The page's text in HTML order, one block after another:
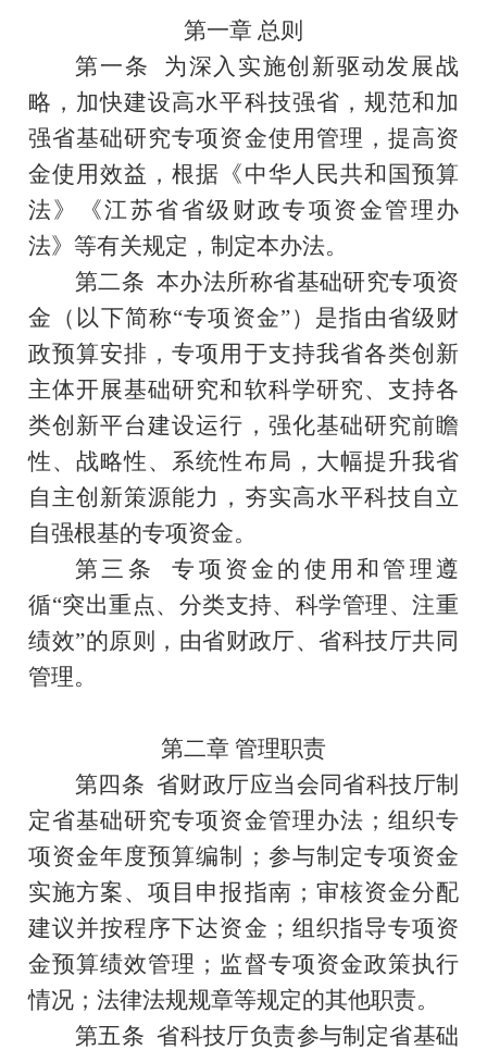
第一章 总则
第一条
为深入实施创新驱动发展战
略， 加快建设高水平科技强省， 规范和加
强省基础研究专项资金使用管理，提高资
金使用效益，根据《中华人民共和国预算
法》《江苏省省级财政专项资金管理办
法》等有关规定 ，制定本办法。
第二条 本办法所称省基础研究专项资
金（以下简称“专项资金”） 是指由省级财
政预算安排，专项用于支持我省各类创新
主体开展基础研究和软科学研究、 支持各
类创新平台建设运行 ，强化基础研究前瞻
性、战略性、系统性布局，大幅提升我省
自主创新策源能力，夯实高水平科技自立
自强根基的专项资金。
第三条
专项资金 的使用和管理遵
循“突出重点、分类支持、科学管理、注重
绩效”的原则 ，由省财政厅、省科技厅共同
管理。
第二章 管理职责
第四条 省财政厅应当会同省科技厅制
定省基础研究专项资金管理办法；组织专
项资金年度预算编制；参与制定专项资金
实施方案、项目申报指南；审核资金分配
建议并按程序下达资金；组织指导专项资
金预算绩效管理；监督专项资金政策执行
情况；法律法规规章等规定的其他职责。
第五条 省科技厅负责参与制定省基础